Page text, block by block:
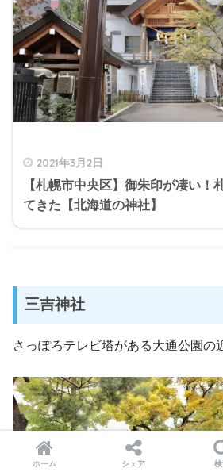
2021年3月2日
【札幌市中央区】御朱印が凄い！
てきた【北海道の神社】
三吉神社
さっぽろテレビ塔がある大通公園の
ホーム シェア